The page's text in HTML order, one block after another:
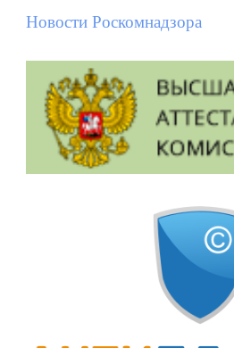
Новости Роскомнадзора